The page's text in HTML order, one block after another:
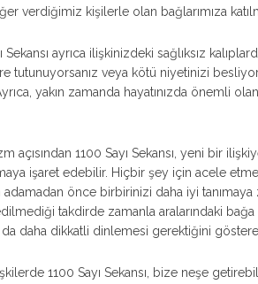
verdiğimiz kişilerle olan bağlarımıza
Sekansı ayrıca ilişkinizdeki sağlıksız
tutunuyorsanız veya kötü niyetinizi
yakın zamanda hayatınızda önemli
açısından 1100 Sayı Sekansı, yeni bir
işaret edebilir. Hiçbir şey için acele
önce birbirinizi daha iyi tanımaya
takdirde zamanla aralarındaki bağa
da daha dikkatli dinlemesi gerektiğini
1100 Sayı Sekansı, bize neşe